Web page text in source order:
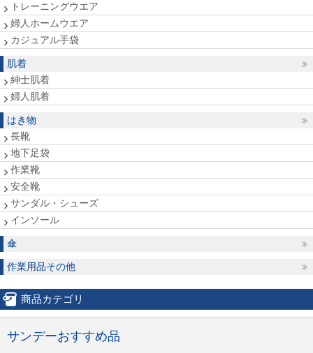
トレーニングウエア
婦人ホームウエア
カジュアル手袋
肌着
紳士肌着
婦人肌着
はき物
長靴
地下足袋
作業靴
安全靴
サンダル・シューズ
インソール
傘
作業用品その他
商品カテゴリ
サンデーおすすめ品